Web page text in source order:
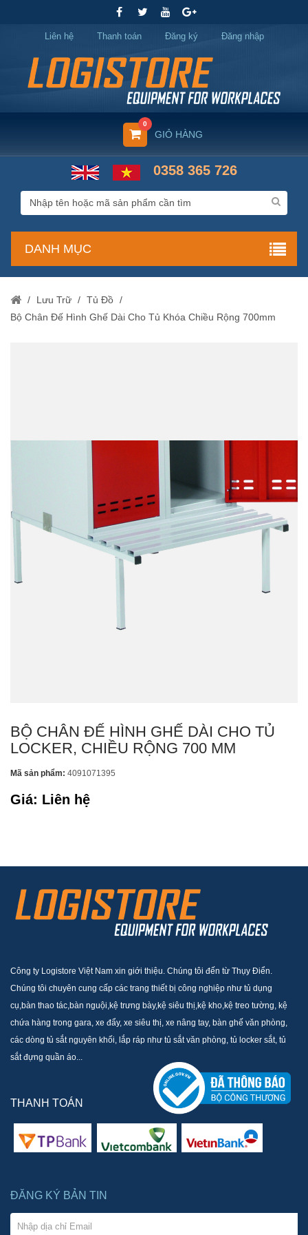
Liên hệ Thanh toán Đăng ký Đăng nhập
GIỎ HÀNG
0
0358 365 726
DANH MỤC
/ Lưu Trữ / Tủ Đồ /
Bộ Chân Đế Hình Ghế Dài Cho Tủ Khóa Chiều Rộng 700mm
BỘ CHÂN ĐẾ HÌNH GHẾ DÀI CHO TỦ
LOCKER, CHIỀU RỘNG 700 MM
Mã sản phẩm: 4091071395
Giá: Liên hệ
Công ty Logistore Việt Nam xin giới thiệu. Chúng tôi đến từ Thụy Điển.
Chúng tôi chuyên cung cấp các trang thiết bị công nghiệp như tủ dụng
cụ,bàn thao tác,bàn nguội,kệ trưng bày,kệ siêu thị,kệ kho,kệ treo tường, kệ
chứa hàng trong gara, xe đẩy, xe siêu thị, xe nâng tay, bàn ghế văn phòng,
các dòng tủ sắt nguyên khối, lắp ráp như tủ sắt văn phòng, tủ locker sắt, tủ
sắt đựng quần áo...
THANH TOÁN
ĐĂNG KÝ BẢN TIN